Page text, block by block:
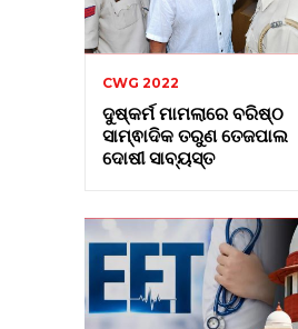
CWG 2022
ଦୁଷ୍କର୍ମ ମାମଲାରେ ବରିଷ୍ଠ
ସାମ୍ଵାଦିକ ତରୁଣ ତେଜପାଲ
ଦୋଷୀ ସାବ୍ୟସ୍ତ